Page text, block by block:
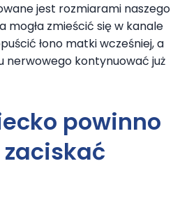
jest rozmiarami naszego
mogła zmieścić się w kanale
łono matki wcześniej, a
nerwowego kontynuować już
powinno